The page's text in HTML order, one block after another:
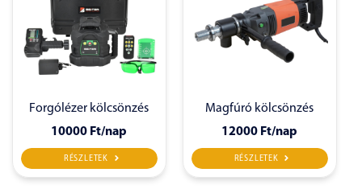
Forgólézer kölcsönzés
10000 Ft/nap
RÉSZLETEK
Magfúró kölcsönzés
12000 Ft/nap
RÉSZLETEK